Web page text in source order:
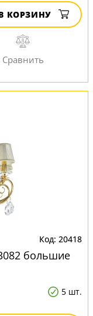
КОРЗИНУ
20418
большие
5 шт.